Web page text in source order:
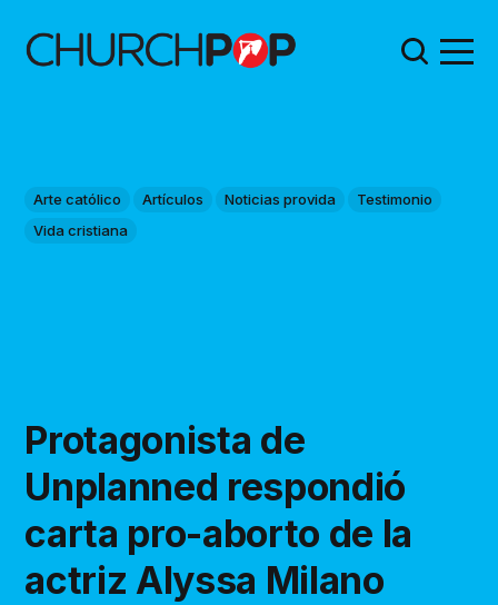
Arte católico Artículos Noticias provida
Testimonio
Vida cristiana
Protagonista de
Unplanned respondió
carta pro-aborto de la
actriz Alyssa Milano